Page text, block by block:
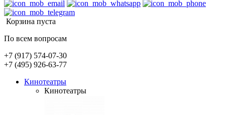
Корзина пуста
По всем вопросам
+7 (917) 574-07-30
+7 (495) 926-63-77
Кинотеатры
Кинотеатры